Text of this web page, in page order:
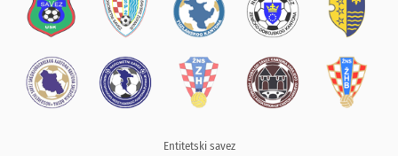
Entitetski savez